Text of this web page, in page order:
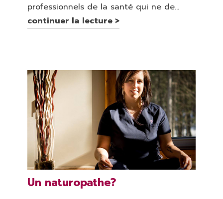
professionnels de la santé qui ne de...
continuer la lecture >
Un naturopathe?